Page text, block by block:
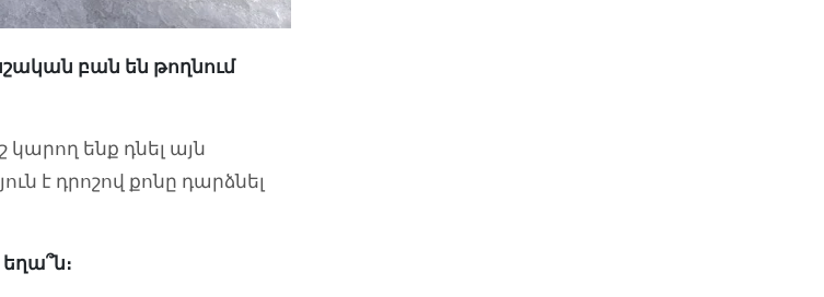
բան են թողնում
ենք դնել այն
է դրոշով քոնը դարձնել